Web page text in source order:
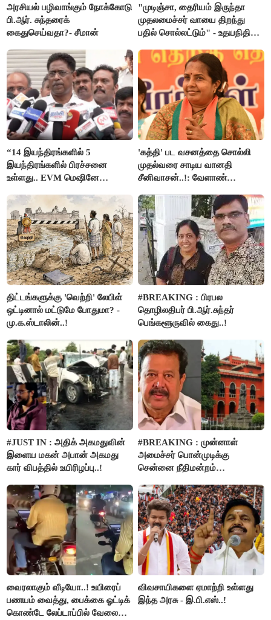
அரசியல் பழிவாங்கும் நோக்கோடு
பி.ஆர். சுந்தரைக்
கைதுசெய்வதா?- சீமான்
"முடிஞ்சா, தைரியம் இருந்தா
முதலமைச்சர் வாயை திறந்து
பதில் சொல்லட்டும்" - உதயநிதி
“14 இயந்திரங்களில் 5
இயந்திரங்களில் பிரச்சனை
உள்ளது.. EVM மெஷினே
இளங்கோ
'கத்தி' பட வசனத்தை சொல்லி
முதல்வரை சாடிய வானதி
சீனிவாசன்..!: வேளாண்
எதிர்ப்பு!
திட்டங்களுக்கு 'வெற்றி' லேபிள்
ஒட்டினால் மட்டுமே போதுமா? -
மு.க.ஸ்டாலின்..!
#BREAKING : பிரபல
தொழிலதிபர் பி.ஆர்.சுந்தர்
பெங்களூருவில் கைது..!
#JUST IN : அதிக் அகமதுவின்
இளைய மகன் அபான் அகமது
கார் விபத்தில் உயிரிழப்பு..!
#BREAKING : முன்னாள்
அமைச்சர் பொன்முடிக்கு
சென்னை நீதிமன்றம்
வைரலாகும் வீடியோ..! உயிரைப்
பணயம் வைத்து, பைக்கை ஓட்டிக்
கொண்டே லேப்டாப்பில் வேலை
விவசாயிகளை ஏமாற்றி உள்ளது
இந்த அரசு - இ.பி.எஸ்..!